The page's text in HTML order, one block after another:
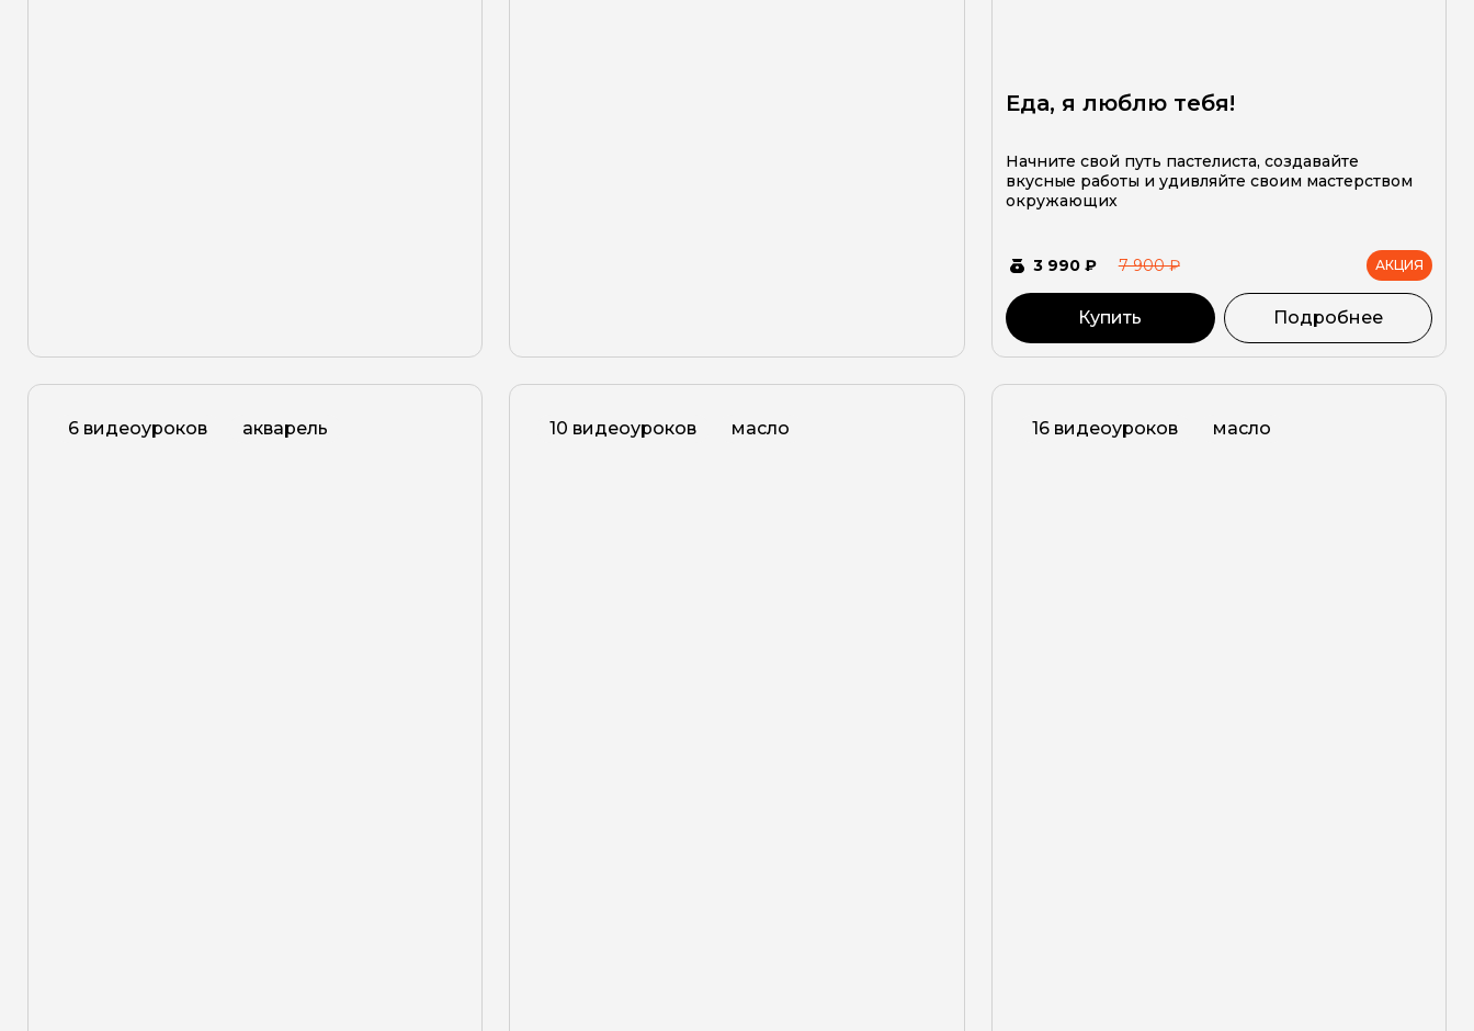
Еда, я люблю тебя!
Начните свой путь пастелиста, создавайте
вкусные работы и удивляйте своим мастерством
окружающих
3 990 ₽ 7 900 ₽ АКЦИЯ
Купить Подробнее
6 видеоуроков акварель 10 видеоуроков масло 16 видеоуроков масло